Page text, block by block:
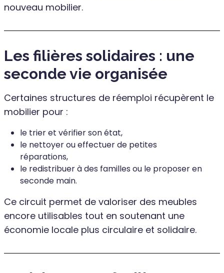
nouveau mobilier.
Les filières solidaires : une
seconde vie organisée
Certaines structures de réemploi récupèrent le
mobilier pour :
le trier et vérifier son état,
le nettoyer ou effectuer de petites
réparations,
le redistribuer à des familles ou le proposer en
seconde main.
Ce circuit permet de valoriser des meubles
encore utilisables tout en soutenant une
économie locale plus circulaire et solidaire.